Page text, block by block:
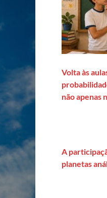
Volta às
não apenas
A
planetas